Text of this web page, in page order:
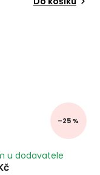
–25 %
u dodavatele